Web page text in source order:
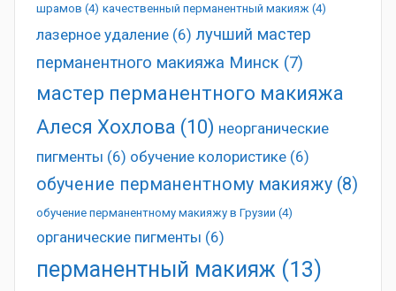
шрамов (4) качественный перманентный макияж (4)
лазерное удаление (6) лучший мастер
перманентного макияжа Минск (7)
мастер перманентного макияжа
Алеся Хохлова (10) неорганические
пигменты (6) обучение колористике (6)
обучение перманентному макияжу (8)
обучение перманентному макияжу в Грузии (4)
органические пигменты (6)
перманентный макияж (13)